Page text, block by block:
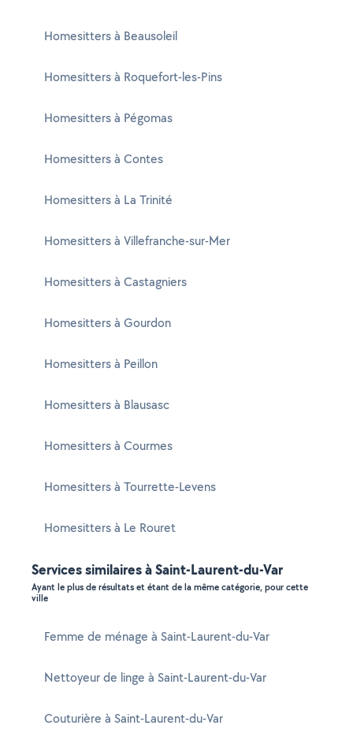
Homesitters à Beausoleil
Homesitters à Roquefort-les-Pins
Homesitters à Pégomas
Homesitters à Contes
Homesitters à La Trinité
Homesitters à Villefranche-sur-Mer
Homesitters à Castagniers
Homesitters à Gourdon
Homesitters à Peillon
Homesitters à Blausasc
Homesitters à Courmes
Homesitters à Tourrette-Levens
Homesitters à Le Rouret
Services similaires à Saint-Laurent-du-Var
Ayant le plus de résultats et étant de la même catégorie, pour cette
ville
Femme de ménage à Saint-Laurent-du-Var
Nettoyeur de linge à Saint-Laurent-du-Var
Couturière à Saint-Laurent-du-Var